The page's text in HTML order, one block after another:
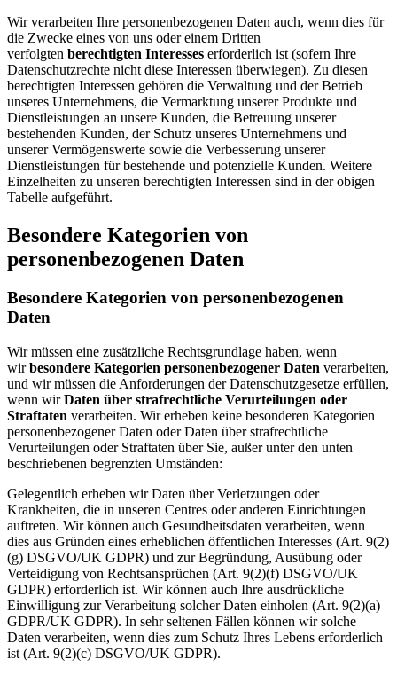
Wir verarbeiten Ihre personenbezogenen Daten auch, wenn dies für
die Zwecke eines von uns oder einem Dritten
verfolgten berechtigten Interesses erforderlich ist (sofern Ihre
Datenschutzrechte nicht diese Interessen überwiegen). Zu diesen
berechtigten Interessen gehören die Verwaltung und der Betrieb
unseres Unternehmens, die Vermarktung unserer Produkte und
Dienstleistungen an unsere Kunden, die Betreuung unserer
bestehenden Kunden, der Schutz unseres Unternehmens und
unserer Vermögenswerte sowie die Verbesserung unserer
Dienstleistungen für bestehende und potenzielle Kunden. Weitere
Einzelheiten zu unseren berechtigten Interessen sind in der obigen
Tabelle aufgeführt.
Besondere Kategorien von
personenbezogenen Daten
Besondere Kategorien von personenbezogenen
Daten
Wir müssen eine zusätzliche Rechtsgrundlage haben, wenn
wirbesondere Kategorien personenbezogener Daten verarbeiten,
und wir müssen die Anforderungen der Datenschutzgesetze erfüllen,
wenn wirDaten über strafrechtliche Verurteilungen oder
Straftaten verarbeiten. Wir erheben keine besonderen Kategorien
personenbezogener Daten oder Daten über strafrechtliche
Verurteilungen oder Straftaten über Sie, außer unter den unten
beschriebenen begrenzten Umständen:
Gelegentlich erheben wir Daten über Verletzungen oder
Krankheiten, die in unseren Centres oder anderen Einrichtungen
auftreten. Wir können auch Gesundheitsdaten verarbeiten, wenn
dies aus Gründen eines erheblichen öffentlichen Interesses (Art. 9(2)
(g) DSGVO/UK GDPR) und zur Begründung, Ausübung oder
Verteidigung von Rechtsansprüchen (Art. 9(2)(f) DSGVO/UK
GDPR) erforderlich ist. Wir können auch Ihre ausdrückliche
Einwilligung zur Verarbeitung solcher Daten einholen (Art. 9(2)(a)
GDPR/UK GDPR). In sehr seltenen Fällen können wir solche
Daten verarbeiten, wenn dies zum Schutz Ihres Lebens erforderlich
ist (Art. 9(2)(c) DSGVO/UK GDPR).